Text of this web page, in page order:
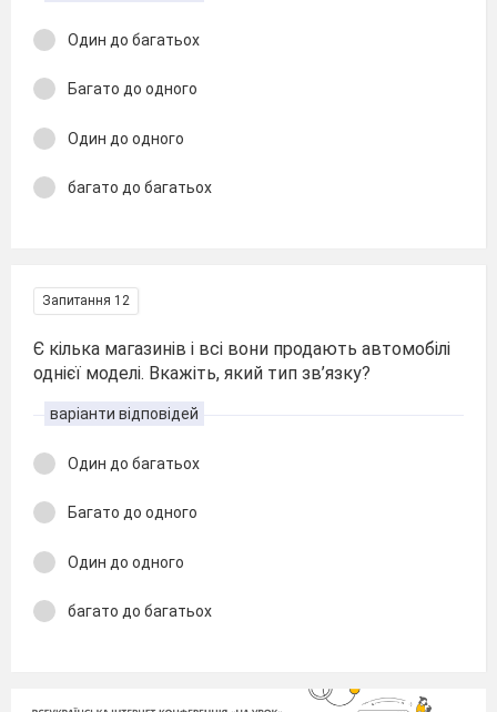
Один до багатьох
Багато до одного
Один до одного
багато до багатьох
Запитання 12
Є кілька магазинів і всі вони продають автомобілі
однієї моделі. Вкажіть, який тип зв’язку?
варіанти відповідей
Один до багатьох
Багато до одного
Один до одного
багато до багатьох